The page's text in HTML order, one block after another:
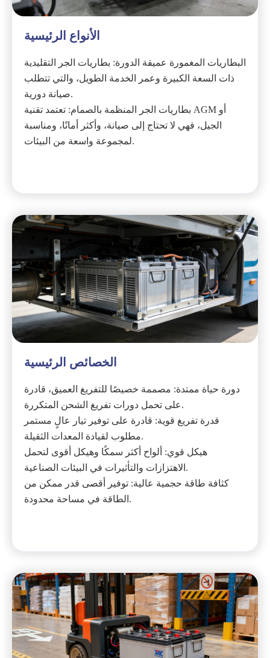
الأنواع الرئيسية
البطاريات المغمورة عميقة الدورة: بطاريات الجر التقليدية
ذات السعة الكبيرة وعمر الخدمة الطويل، والتي تتطلب
صيانة دورية.
بطاريات الجر المنظمة بالصمام: تعتمد تقنية AGM أو
الجيل، فهي لا تحتاج إلى صيانة، وأكثر أمانًا، ومناسبة
لمجموعة واسعة من البيئات.
الخصائص الرئيسية
دورة حياة ممتدة: مصممة خصيصًا للتفريغ العميق، قادرة
على تحمل دورات تفريغ الشحن المتكررة.
قدرة تفريغ قوية: قادرة على توفير تيار عالٍ مستمر
مطلوب لقيادة المعدات الثقيلة.
هيكل قوي: ألواح أكثر سمكًا وهيكل أقوى لتحمل
الاهتزازات والتأثيرات في البيئات الصناعية.
كثافة طاقة حجمية عالية: توفير أقصى قدر ممكن من
الطاقة في مساحة محدودة.